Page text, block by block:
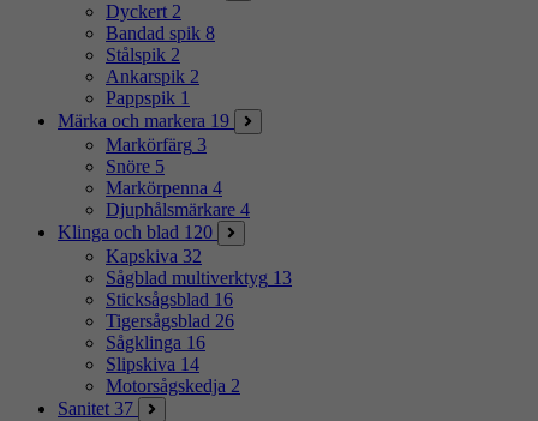
Dyckert 2
Bandad spik 8
Stålspik 2
Ankarspik 2
Pappspik 1
Märka och markera 19
Markörfärg 3
Snöre 5
Markörpenna 4
Djuphålsmärkare 4
Klinga och blad 120
Kapskiva 32
Sågblad multiverktyg 13
Sticksågsblad 16
Tigersågsblad 26
Sågklinga 16
Slipskiva 14
Motorsågskedja 2
Sanitet 37